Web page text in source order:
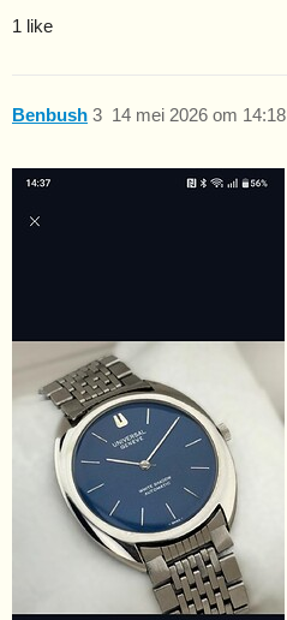
1 like
Benbush 14 mei 2026 om 14:18
3